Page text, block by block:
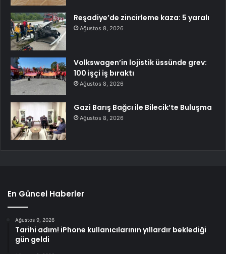
Reşadiye’de zincirleme kaza: 5 yaralı
Ağustos 8, 2026
Volkswagen’in lojistik üssünde grev:
100 işçi iş bıraktı
Ağustos 8, 2026
Gazi Barış Bağcı ile Bilecik’te Buluşma
Ağustos 8, 2026
En Güncel Haberler
Ağustos 9, 2026
Tarihi adım! iPhone kullanıcılarının yıllardır beklediği
gün geldi